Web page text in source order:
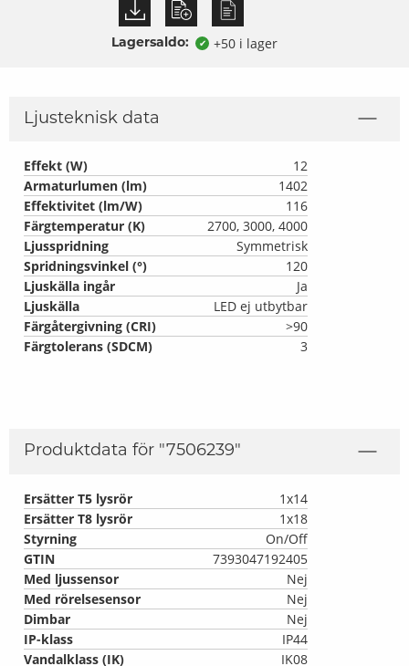
Lagersaldo: ✔ +50 i lager
Ljusteknisk data
Effekt (W)
12
Armaturlumen (lm)
1402
Effektivitet (lm/W)
116
Färgtemperatur (K)
2700, 3000, 4000
Ljusspridning
Symmetrisk
Spridningsvinkel (°)
120
Ljuskälla ingår
Ja
Ljuskälla
LED ej utbytbar
Färgåtergivning (CRI)
>90
Färgtolerans (SDCM)
3
Produktdata för "7506239"
Ersätter T5 lysrör
1x14
Ersätter T8 lysrör
1x18
Styrning
On/Off
GTIN
7393047192405
Med ljussensor
Nej
Med rörelsesensor
Nej
Dimbar
Nej
IP-klass
IP44
Vandalklass (IK)
IK08